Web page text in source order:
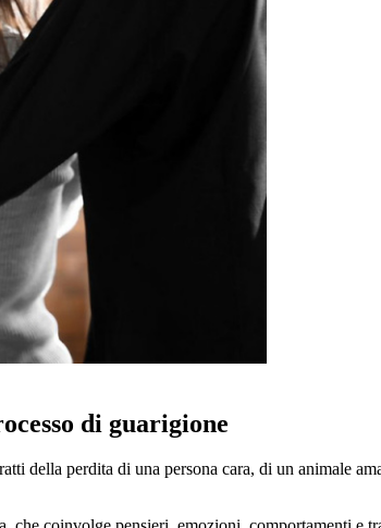
di guarigione
della perdita di una persona cara, di un animale